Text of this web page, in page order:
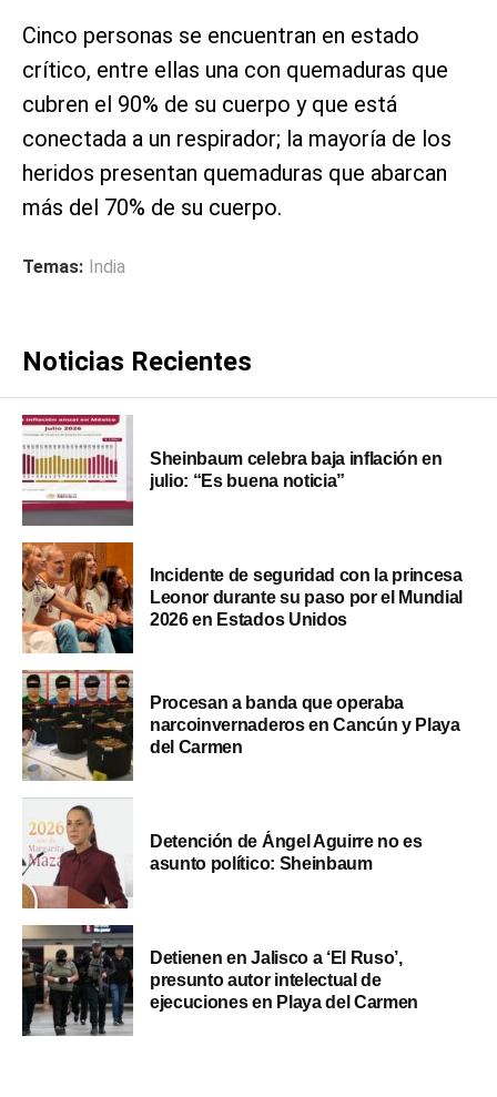
Cinco personas se encuentran en estado
crítico, entre ellas una con quemaduras que
cubren el 90% de su cuerpo y que está
conectada a un respirador; la mayoría de los
heridos presentan quemaduras que abarcan
más del 70% de su cuerpo.
Temas: India
Noticias Recientes
Sheinbaum celebra baja inflación en
julio: “Es buena noticia”
Incidente de seguridad con la princesa
Leonor durante su paso por el Mundial
2026 en Estados Unidos
Procesan a banda que operaba
narcoinvernaderos en Cancún y Playa
del Carmen
Detención de Ángel Aguirre no es
asunto político: Sheinbaum
Detienen en Jalisco a ‘El Ruso’,
presunto autor intelectual de
ejecuciones en Playa del Carmen